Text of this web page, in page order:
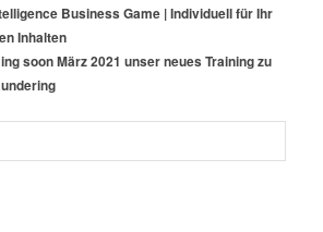
Business Game | Individuell für Ihr
Inhalten
soon März 2021 unser neues Training zu